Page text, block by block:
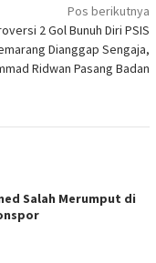
Pos berikutnya
2 Gol Bunuh Diri PSIS
Dianggap Sengaja,
Ridwan Pasang Badan
Salah Merumput di